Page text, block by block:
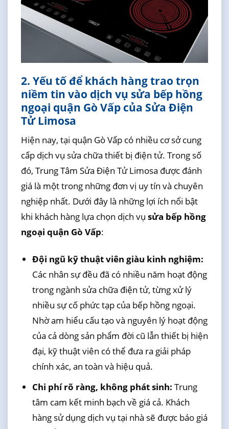
2. Yếu tố để khách hàng trao trọn
niềm tin vào dịch vụ sửa bếp hồng
ngoại quận Gò Vấp của Sửa Điện
Tử Limosa
Hiện nay, tại quận Gò Vấp có nhiều cơ sở cung
cấp dịch vụ sửa chữa thiết bị điện tử. Trong số
đó, Trung Tâm Sửa Điện Tử Limosa được đánh
giá là một trong những đơn vị uy tín và chuyên
nghiệp nhất. Dưới đây là những lợi ích nổi bật
khi khách hàng lựa chọn dịch vụ sửa bếp hồng
ngoại quận Gò Vấp:
Đội ngũ kỹ thuật viên giàu kinh nghiệm:
Các nhân sự đều đã có nhiều năm hoạt động
trong ngành sửa chữa điện tử, từng xử lý
nhiều sự cố phức tạp của bếp hồng ngoại.
Nhờ am hiểu cấu tạo và nguyên lý hoạt động
của cả dòng sản phẩm đời cũ lẫn thiết bị hiện
đại, kỹ thuật viên có thể đưa ra giải pháp
chính xác, an toàn và hiệu quả.
Chi phí rõ ràng, không phát sinh: Trung
tâm cam kết minh bạch về giá cả. Khách
hàng sử dụng dịch vụ tại nhà sẽ được báo giá